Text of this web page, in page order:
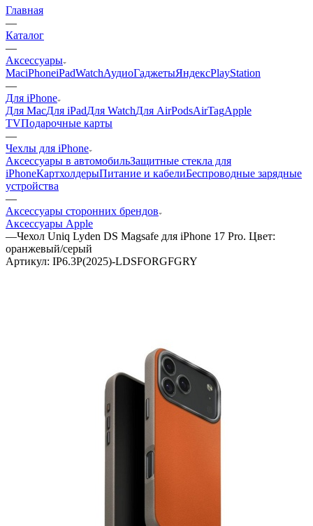
Главная
—
Каталог
—
Аксессуары
MaciPhoneiPadWatchАудиоГаджетыЯндексPlayStation
—
Для iPhone
Для MacДля iPadДля WatchДля AirPodsAirTagApple
TVПодарочные карты
—
Чехлы для iPhone
Аксессуары в автомобильЗащитные стекла для
iPhoneКартхолдерыПитание и кабелиБеспроводные зарядные
устройства
—
Аксессуары сторонних брендов
Аксессуары Apple
—Чехол Uniq Lyden DS Magsafe для iPhone 17 Pro. Цвет:
оранжевый/серый
Артикул: IP6.3P(2025)-LDSFORGFGRY